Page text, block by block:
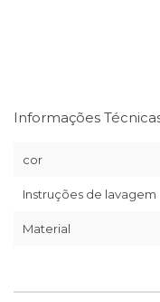
Informações
cor
Instruções de lavagem
Material